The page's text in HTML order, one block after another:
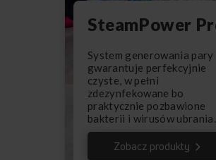
SteamPower
System generowania pary
gwarantuje perfekcyjnie
czyste, w pełni
zdezynfekowane bo
praktycznie pozbawione
bakterii i wirusów ubrania.
Zobacz produkty